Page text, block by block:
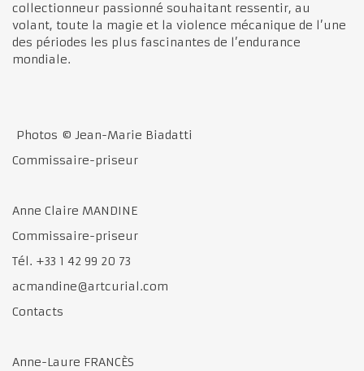
collectionneur passionné souhaitant ressentir, au
volant, toute la magie et la violence mécanique de l’une
des périodes les plus fascinantes de l’endurance
mondiale.
Photos © Jean-Marie Biadatti
Commissaire-priseur
Anne Claire MANDINE
Commissaire-priseur
Tél. +33 1 42 99 20 73
acmandine@artcurial.com
Contacts
Anne-Laure FRANCÈS